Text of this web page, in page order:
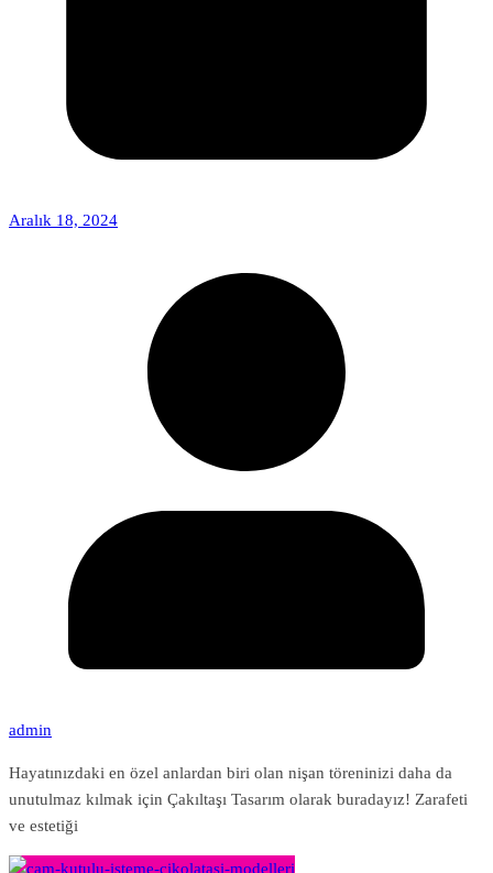
Aralık 18, 2024
admin
Hayatınızdaki en özel anlardan biri olan nişan töreninizi daha da
unutulmaz kılmak için Çakıltaşı Tasarım olarak buradayız! Zarafeti
ve estetiği